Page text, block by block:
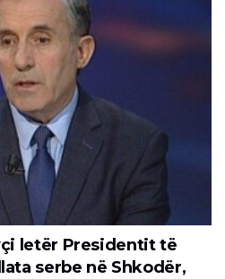
letër Presidentit të
serbe në Shkodër,